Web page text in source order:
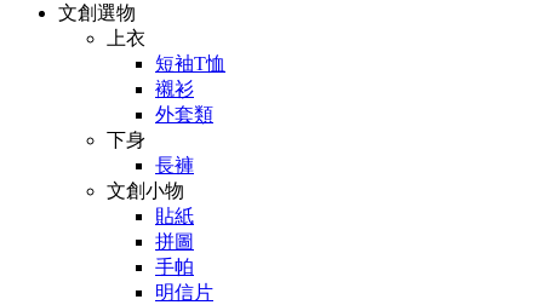
文創選物
上衣
短袖T恤
襯衫
外套類
下身
長褲
文創小物
貼紙
拼圖
手帕
明信片